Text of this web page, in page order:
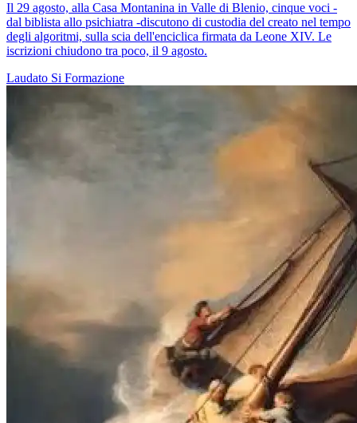
Il 29 agosto, alla Casa Montanina in Valle di Blenio, cinque voci -
dal biblista allo psichiatra -discutono di custodia del creato nel tempo
degli algoritmi, sulla scia dell'enciclica firmata da Leone XIV. Le
iscrizioni chiudono tra poco, il 9 agosto.
Laudato Si Formazione